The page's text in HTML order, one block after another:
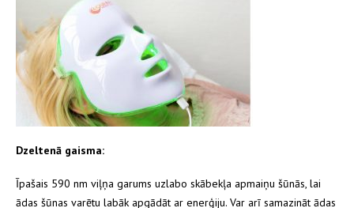
Dzeltenā gaisma:
Īpašais 590 nm viļņa garums uzlabo skābekļa apmaiņu šūnās, lai
ādas šūnas varētu labāk apgādāt ar enerģiju. Var arī samazināt ādas